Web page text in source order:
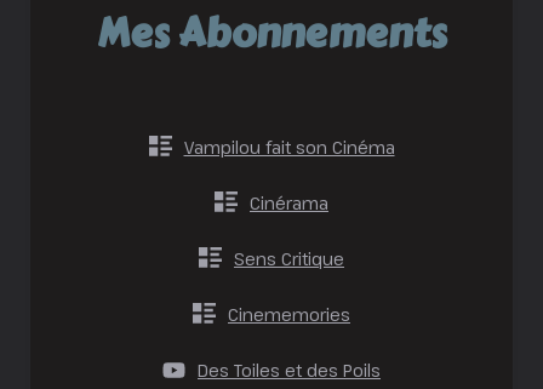
Mes Abonnements
Vampilou fait son Cinéma
Cinérama
Sens Critique
Cinememories
Des Toiles et des Poils